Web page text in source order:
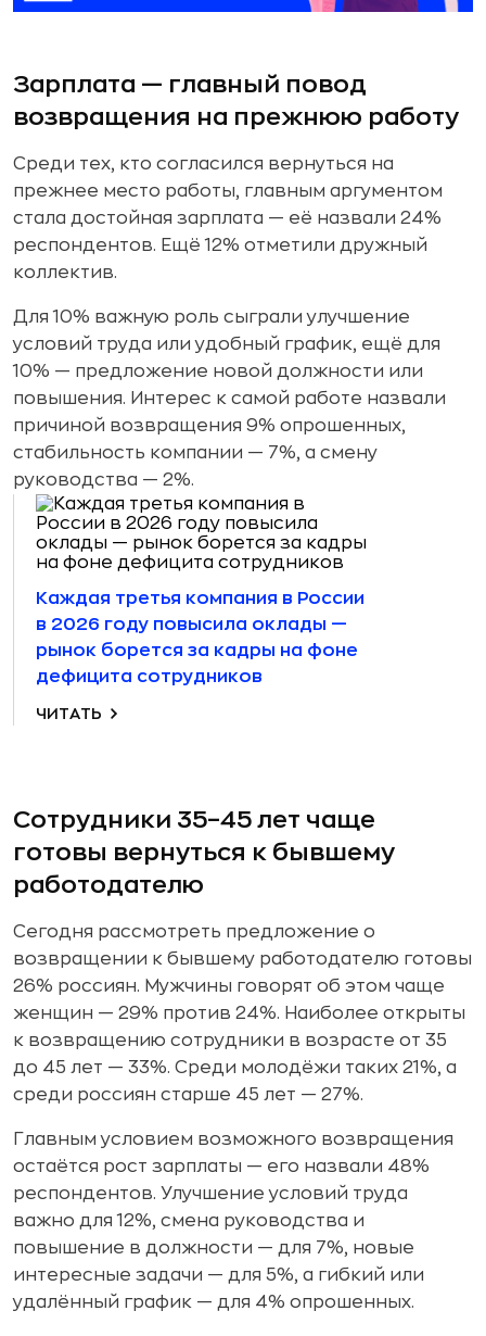
Зарплата — главный повод
возвращения на прежнюю работу
Среди тех, кто согласился вернуться на
прежнее место работы, главным аргументом
стала достойная зарплата — её назвали 24%
респондентов. Ещё 12% отметили дружный
коллектив.
Для 10% важную роль сыграли улучшение
условий труда или удобный график, ещё для
10% — предложение новой должности или
повышения. Интерес к самой работе назвали
причиной возвращения 9% опрошенных,
стабильность компании — 7%, а смену
руководства — 2%.
Каждая третья компания в России
в 2026 году повысила оклады —
рынок борется за кадры на фоне
дефицита сотрудников
ЧИТАТЬ
Сотрудники 35–45 лет чаще
готовы вернуться к бывшему
работодателю
Сегодня рассмотреть предложение о
возвращении к бывшему работодателю готовы
26% россиян. Мужчины говорят об этом чаще
женщин — 29% против 24%. Наиболее открыты
к возвращению сотрудники в возрасте от 35
до 45 лет — 33%. Среди молодёжи таких 21%, а
среди россиян старше 45 лет — 27%.
Главным условием возможного возвращения
остаётся рост зарплаты — его назвали 48%
респондентов. Улучшение условий труда
важно для 12%, смена руководства и
повышение в должности — для 7%, новые
интересные задачи — для 5%, а гибкий или
удалённый график — для 4% опрошенных.